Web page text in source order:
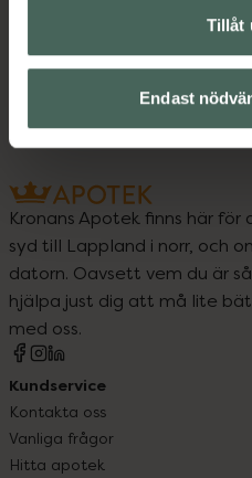
Tillåt
Endast
Ögonbryn
Kronans Apotek finns här för
syd till Lappland i norr, och
datorn. Oavsett vem du är
hjälpa just dig att må lite
med oss.
Kundservice
Kontakta oss
Vanliga frågor
Hitta apotek